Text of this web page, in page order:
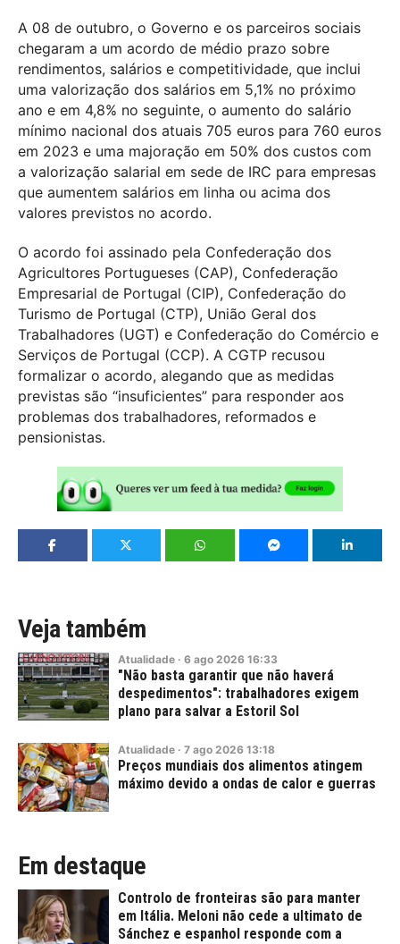
A 08 de outubro, o Governo e os parceiros sociais
chegaram a um acordo de médio prazo sobre
rendimentos, salários e competitividade, que inclui
uma valorização dos salários em 5,1% no próximo
ano e em 4,8% no seguinte, o aumento do salário
mínimo nacional dos atuais 705 euros para 760 euros
em 2023 e uma majoração em 50% dos custos com
a valorização salarial em sede de IRC para empresas
que aumentem salários em linha ou acima dos
valores previstos no acordo.
O acordo foi assinado pela Confederação dos
Agricultores Portugueses (CAP), Confederação
Empresarial de Portugal (CIP), Confederação do
Turismo de Portugal (CTP), União Geral dos
Trabalhadores (UGT) e Confederação do Comércio e
Serviços de Portugal (CCP). A CGTP recusou
formalizar o acordo, alegando que as medidas
previstas são “insuficientes” para responder aos
problemas dos trabalhadores, reformados e
pensionistas.
Veja também
Atualidade · 6 ago 2026 16:33
"Não basta garantir que não haverá
despedimentos": trabalhadores exigem
plano para salvar a Estoril Sol
Atualidade · 7 ago 2026 13:18
Preços mundiais dos alimentos atingem
máximo devido a ondas de calor e guerras
Em destaque
Controlo de fronteiras são para manter
em Itália. Meloni não cede a ultimato de
Sánchez e espanhol responde com a